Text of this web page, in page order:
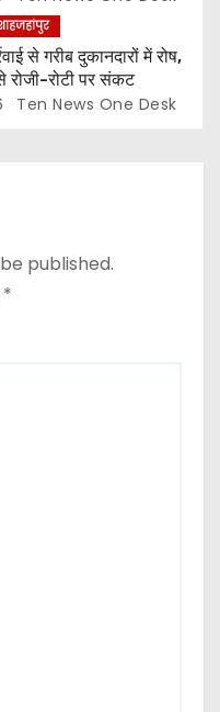
से गरीब दुकानदारों में रोष,
रोजी-रोटी पर संकट
Ten News One Desk
published.
*